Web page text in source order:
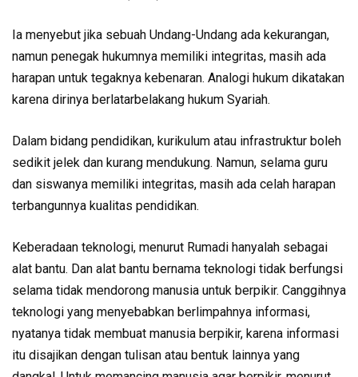
Ia menyebut jika sebuah Undang-Undang ada kekurangan,
namun penegak hukumnya memiliki integritas, masih ada
harapan untuk tegaknya kebenaran. Analogi hukum dikatakan
karena dirinya berlatarbelakang hukum Syariah.
Dalam bidang pendidikan, kurikulum atau infrastruktur boleh
sedikit jelek dan kurang mendukung. Namun, selama guru
dan siswanya memiliki integritas, masih ada celah harapan
terbangunnya kualitas pendidikan.
Keberadaan teknologi, menurut Rumadi hanyalah sebagai
alat bantu. Dan alat bantu bernama teknologi tidak berfungsi
selama tidak mendorong manusia untuk berpikir. Canggihnya
teknologi yang menyebabkan berlimpahnya informasi,
nyatanya tidak membuat manusia berpikir, karena informasi
itu disajikan dengan tulisan atau bentuk lainnya yang